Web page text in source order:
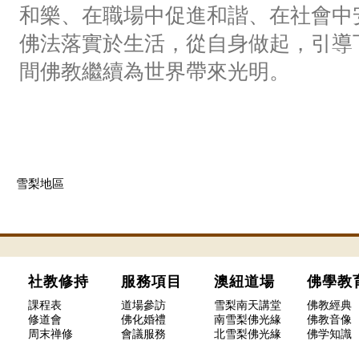
和樂、在職場中促進和諧、在社會
佛法落實於生活，從自身做起，引
間佛教繼續為世界帶來光明。
雪梨地區
社教修持 服務項目 澳紐道場 佛學
課程表 道場參訪 雪梨南天講堂
佛教經典
修道會
佛化婚禮 南雪梨佛光緣
佛教音像
周末禅修
會議服務 北雪梨佛光緣
佛学知識